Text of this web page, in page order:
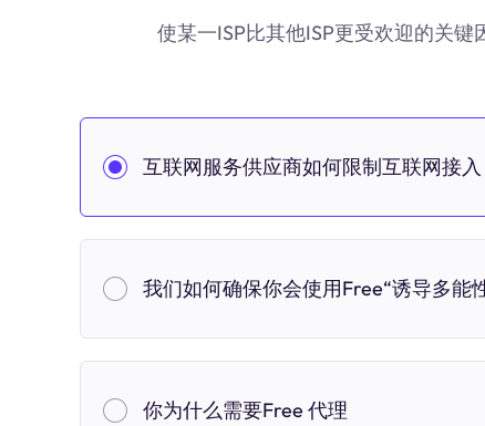
使某一ISP比其他ISP更受欢迎的关
互联网服务供应商如何限制互联网接入
我们如何确保你会使用Free“诱导多能
你为什么需要Free 代理